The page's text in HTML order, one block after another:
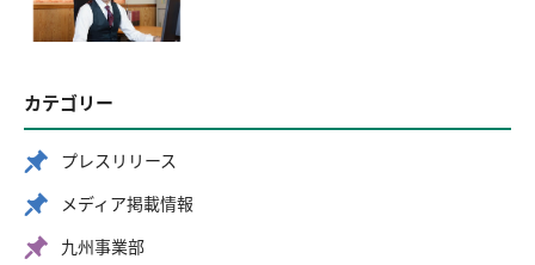
カテゴリー
プレスリリース
メディア掲載情報
九州事業部